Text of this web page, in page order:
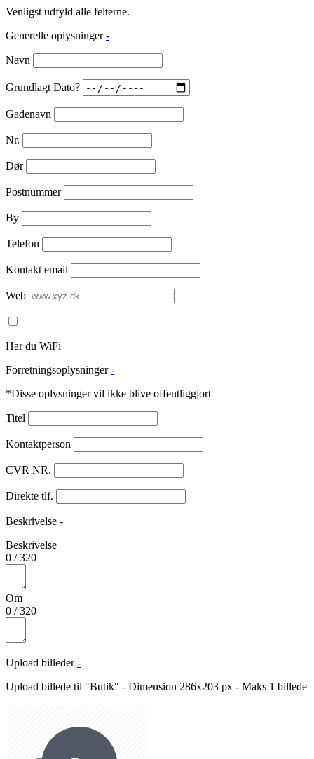
Venligst udfyld alle felterne.
Generelle oplysninger -
Navn
Grundlagt Dato?
Gadenavn
Nr.
Dør
Postnummer
By
Telefon
Kontakt email
Web
Har du WiFi
Forretningsoplysninger -
*Disse oplysninger vil ikke blive offentliggjort
Titel
Kontaktperson
CVR NR.
Direkte tlf.
Beskrivelse -
Beskrivelse
0 /320
Om
0 /320
Upload billeder -
Upload billede til "Butik" - Dimension 286x203 px - Maks 1 billede